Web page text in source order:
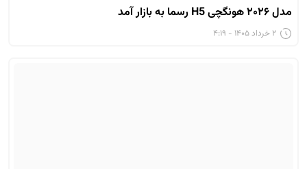
مدل ۲۰۲۶ هونگچی H5 رسما به بازار آمد
۲ خرداد ۱۴۰۵ - ۴:۱۹